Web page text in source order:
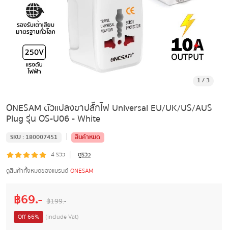
1 / 3
ONESAM ตัวแปลงขาปลั๊กไฟ Universal EU/UK/US/AUS
Plug รุ่น OS-U06 - White
SKU : 180007451 |
สินค้าหมด
4รีวิว |
ดูรีวิว
ดูสินค้าทั้งหมดของแบรนด์ ONESAM
฿69.- ฿199.-
Off66% (include Vat)